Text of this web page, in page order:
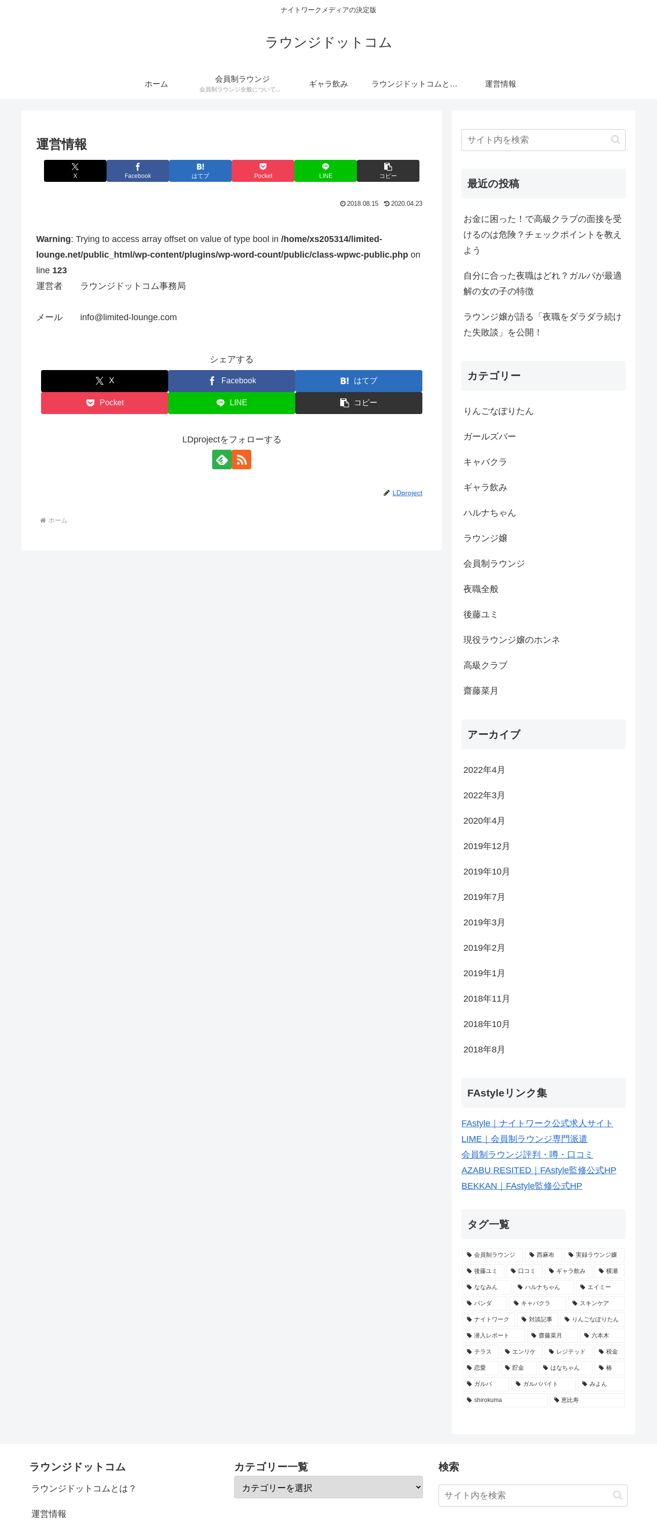
ナイトワークメディアの決定版
ラウンジドットコム
ホーム
会員制ラウンジ
会員制ラウンジ全般についてのカテゴリです。
ギャラ飲み ラウンジドットコムとは？ 運営情報
運営情報
X Facebook はてブ Pocket LINE コピー
2018.08.15 2020.04.23
Warning: Trying to access array offset on value of type bool in /home/xs205314/limited-
lounge.net/public_html/wp-content/plugins/wp-word-count/public/class-wpwc-public.php on
line 123
運営者 ラウンジドットコム事務局
メール info@limited-lounge.com
シェアする
X Facebook はてブ
Pocket LINE コピー
LDprojectをフォローする
LDproject
ホーム
最近の投稿
お金に困った！で高級クラブの面接を受
けるのは危険？チェックポイントを教え
よう
自分に合った夜職はどれ？ガルバが最適
解の女の子の特徴
ラウンジ嬢が語る「夜職をダラダラ続け
た失敗談」を公開！
カテゴリー
りんごなぽりたん
ガールズバー
キャバクラ
ギャラ飲み
ハルナちゃん
ラウンジ嬢
会員制ラウンジ
夜職全般
後藤ユミ
現役ラウンジ嬢のホンネ
高級クラブ
齋藤菜月
アーカイブ
2022年4月
2022年3月
2020年4月
2019年12月
2019年10月
2019年7月
2019年3月
2019年2月
2019年1月
2018年11月
2018年10月
2018年8月
FAstyleリンク集
FAstyle｜ナイトワーク公式求人サイト
LIME｜会員制ラウンジ専門派遣
会員制ラウンジ評判・噂・口コミ
AZABU RESITED｜FAstyle監修公式HP
BEKKAN｜FAstyle監修公式HP
タグ一覧
会員制ラウンジ 西麻布 実録ラウンジ嬢
後藤ユミ 口コミ ギャラ飲み 横瀬
ななみん ハルナちゃん エイミー
パンダ キャバクラ スキンケア
ナイトワーク 対談記事 りんごなぽりたん
潜入レポート 齋藤菜月 六本木
テラス エンリケ レジテッド 税金
恋愛 貯金 はなちゃん 椿
ガルバ ガルババイト みよん
shirokuma 恵比寿
ラウンジドットコム
ラウンジドットコムとは？
運営情報
カテゴリー一覧 検索